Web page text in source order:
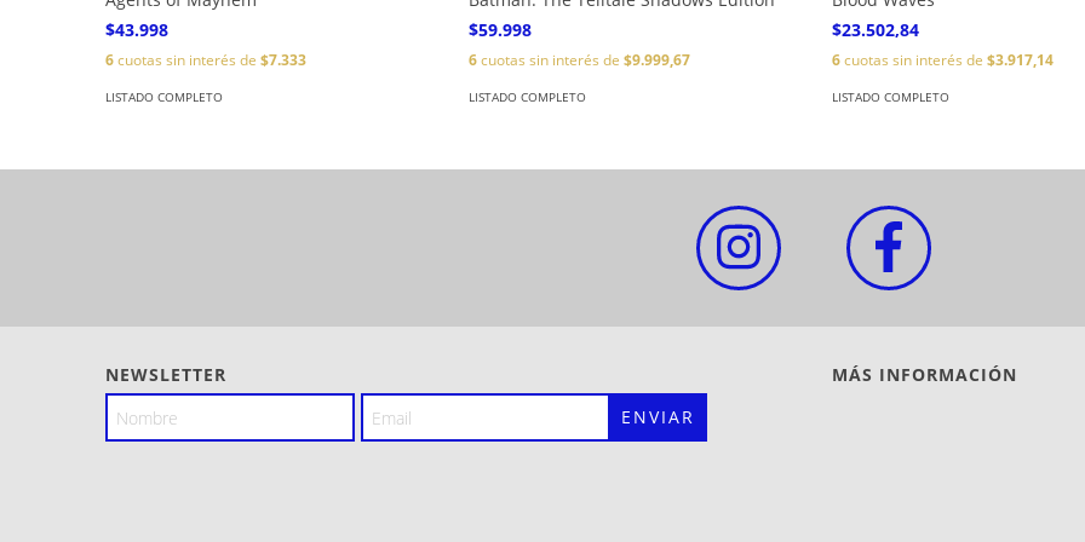
$43.998
6cuotas sin interés de $7.333
LISTADO COMPLETO
$59.998
6cuotas sin interés de $9.999,67
LISTADO COMPLETO
$23.502,84
6cuotas sin interés de $3.917,14
LISTADO COMPLETO
NEWSLETTER MÁS INFORMACIÓN